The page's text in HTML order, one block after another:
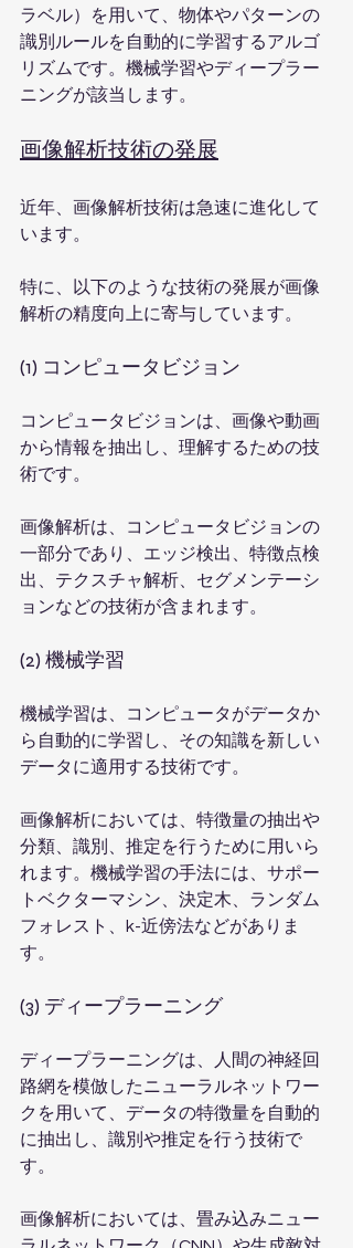
ラベル）を用いて、物体やパターンの
識別ルールを自動的に学習するアルゴ
リズムです。機械学習やディープラー
ニングが該当します。
画像解析技術の発展
近年、画像解析技術は急速に進化して
います。
特に、以下のような技術の発展が画像
解析の精度向上に寄与しています。
(1) コンピュータビジョン
コンピュータビジョンは、画像や動画
から情報を抽出し、理解するための技
術です。
画像解析は、コンピュータビジョンの
一部分であり、エッジ検出、特徴点検
出、テクスチャ解析、セグメンテーシ
ョンなどの技術が含まれます。
(2) 機械学習
機械学習は、コンピュータがデータか
ら自動的に学習し、その知識を新しい
データに適用する技術です。
画像解析においては、特徴量の抽出や
分類、識別、推定を行うために用いら
れます。機械学習の手法には、サポー
トベクターマシン、決定木、ランダム
フォレスト、k-近傍法などがありま
す。
(3) ディープラーニング
ディープラーニングは、人間の神経回
路網を模倣したニューラルネットワー
クを用いて、データの特徴量を自動的
に抽出し、識別や推定を行う技術で
す。
画像解析においては、畳み込みニュー